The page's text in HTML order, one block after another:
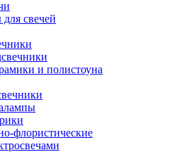
свечей
и полистоуна
флористические